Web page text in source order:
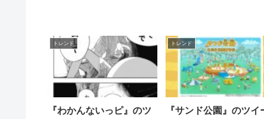
トレンド
『わかんないっピ』のツ
トレンド
『サンド公園』のツイ